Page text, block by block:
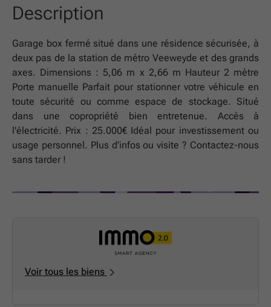
Description
Garage box fermé situé dans une résidence sécurisée, à
deux pas de la station de métro Veeweyde et des grands
axes. Dimensions : 5,06 m x 2,66 m Hauteur 2 mètre
Porte manuelle Parfait pour stationner votre véhicule en
toute sécurité ou comme espace de stockage. Situé
dans une copropriété bien entretenue. Accès à
l'électricité. Prix : 25.000€ Idéal pour investissement ou
usage personnel. Plus d’infos ou visite ? Contactez-nous
sans tarder !
Voir tous les biens